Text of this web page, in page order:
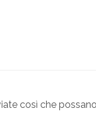
così che